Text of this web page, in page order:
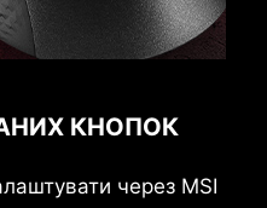
КНОПОК
через MSI